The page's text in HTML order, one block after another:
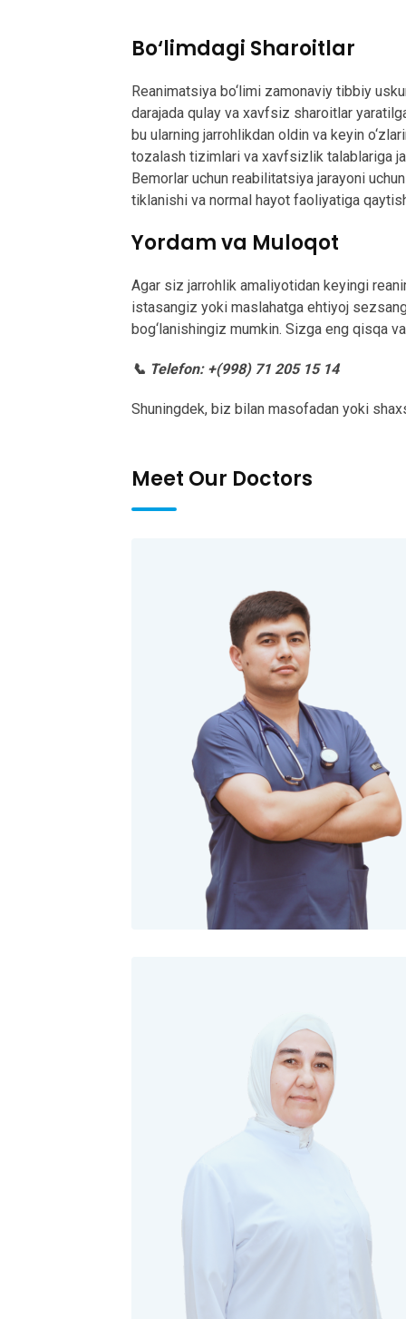
Bo‘limdagi Sharoitlar
Reanimatsiya bo‘limi zamonaviy tibbiy
darajada qulay va xavfsiz sharoitlar
bu ularning jarrohlikdan oldin va keyin
tozalash tizimlari va xavfsizlik talablariga
Bemorlar uchun reabilitatsiya jarayoni
tiklanishi va normal hayot faoliyatiga
Yordam va Muloqot
Agar siz jarrohlik amaliyotidan keyingi
istasangiz yoki maslahatga ehtiyoj
bog‘lanishingiz mumkin. Sizga eng qisqa
📞 Telefon: +(998) 71 205 15 14
Shuningdek, biz bilan masofadan yoki
Meet Our Doctors